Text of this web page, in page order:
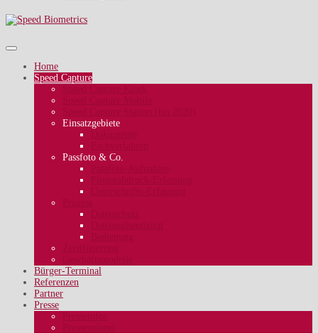
Home
Speed Capture
Einsatzgebiete
Passfoto & Co.
Bürger-Terminal
Referenzen
Partner
Presse